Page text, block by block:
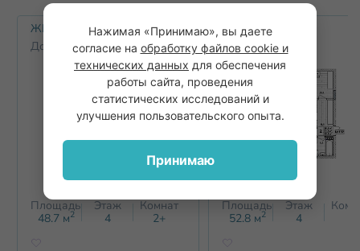
ЖК Смородина
Дом 2
Площадь
48.7м2
Этаж
4
Комнат
2+
ЖК Смородина
Дом 2
Площадь
52.8м2
Этаж
4
Нажимая «Принимаю», вы даете
согласие на обработку файлов cookie и
технических данных для обеспечения
работы сайта, проведения
статистических исследований и
улучшения пользовательского опыта.
Принимаю